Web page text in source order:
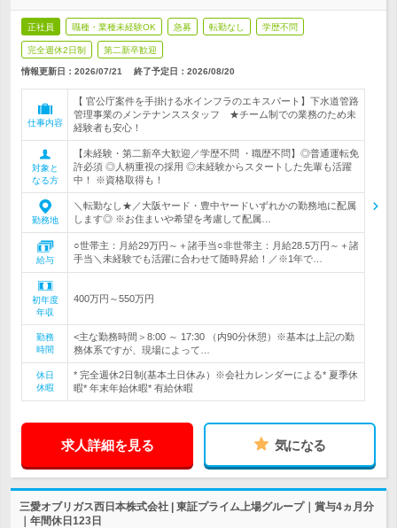
正社員 職種・業種未経験OK 急募 転勤なし 学歴不問
完全週休2日制 第二新卒歓迎
情報更新日：2026/07/21 終了予定日： 2026/08/20
仕事内容
【 官公庁案件を手掛ける水インフラのエキスパート】下水道管路
管理事業のメンテナンススタッフ ★チーム制での業務のため未
経験者も安心！
対象と
なる方
【未経験・第二新卒大歓迎／学歴不問 ・職歴不問】◎普通運転免
許必須 ◎人柄重視の採用 ◎未経験からスタートした先輩も活躍
中！ ※資格取得も！
勤務地
＼転勤なし★／大阪ヤード・豊中ヤードいずれかの勤務地に配属
します◎ ※お住まいや希望を考慮して配属…
給与
○世帯主：月給29万円～＋諸手当○非世帯主：月給28.5万円～＋諸
手当＼未経験でも活躍に合わせて随時昇給！／※1年で…
初年度
年収
400万円～550万円
勤務
時間
<主な勤務時間＞8:00 ～ 17:30 （内90分休憩）※基本は上記の勤
務体系ですが、現場によって…
休日
休暇
* 完全週休2日制(基本土日休み）※会社カレンダーによる* 夏季休
暇* 年末年始休暇* 有給休暇
求人詳細を見る 気になる
三愛オブリガス西日本株式会社 | 東証プライム上場グループ｜賞与4ヵ月分
｜年間休日123日